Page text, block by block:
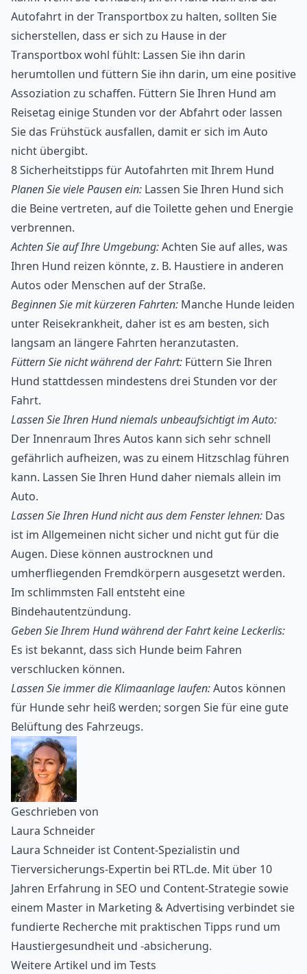
Autofahrt in der Transportbox zu halten, sollten Sie
sicherstellen, dass er sich zu Hause in der
Transportbox wohl fühlt: Lassen Sie ihn darin
herumtollen und füttern Sie ihn darin, um eine positive
Assoziation zu schaffen. Füttern Sie Ihren Hund am
Reisetag einige Stunden vor der Abfahrt oder lassen
Sie das Frühstück ausfallen, damit er sich im Auto
nicht übergibt.
8 Sicherheitstipps für Autofahrten mit Ihrem Hund
Planen Sie viele Pausen ein: Lassen Sie Ihren Hund sich
die Beine vertreten, auf die Toilette gehen und Energie
verbrennen.
Achten Sie auf Ihre Umgebung:Achten Sie auf alles, was
Ihren Hund reizen könnte, z. B. Haustiere in anderen
Autos oder Menschen auf der Straße.
Beginnen Sie mit kürzeren Fahrten: Manche Hunde leiden
unter Reisekrankheit, daher ist es am besten, sich
langsam an längere Fahrten heranzutasten.
Füttern Sie nicht während der Fahrt: Füttern Sie Ihren
Hund stattdessen mindestens drei Stunden vor der
Fahrt.
Lassen Sie Ihren Hund niemals unbeaufsichtigt im Auto:
Der Innenraum Ihres Autos kann sich sehr schnell
gefährlich aufheizen, was zu einem Hitzschlag führen
kann. Lassen Sie Ihren Hund daher niemals allein im
Auto.
Lassen Sie Ihren Hund nicht aus dem Fenster lehnen: Das
ist im Allgemeinen nicht sicher und nicht gut für die
Augen. Diese können austrocknen und
umherfliegenden Fremdkörpern ausgesetzt werden.
Im schlimmsten Fall entsteht eine
Bindehautentzündung.
Geben Sie Ihrem Hund während der Fahrt keine Leckerlis:
Es ist bekannt, dass sich Hunde beim Fahren
verschlucken können.
Lassen Sie immer die Klimaanlage laufen:Autos können
für Hunde sehr heiß werden; sorgen Sie für eine gute
Belüftung des Fahrzeugs.
Geschrieben von
Laura Schneider
Laura Schneider ist Content-Spezialistin und
Tierversicherungs-Expertin bei RTL.de. Mit über 10
Jahren Erfahrung in SEO und Content-Strategie sowie
einem Master in Marketing & Advertising verbindet sie
fundierte Recherche mit praktischen Tipps rund um
Haustiergesundheit und -absicherung.
Weitere Artikel und im Tests